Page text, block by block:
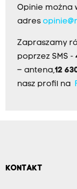
Opinie można
adres
Zapraszamy
poprzez SMS -
– antena,12
nasz profil na
KONTAKT